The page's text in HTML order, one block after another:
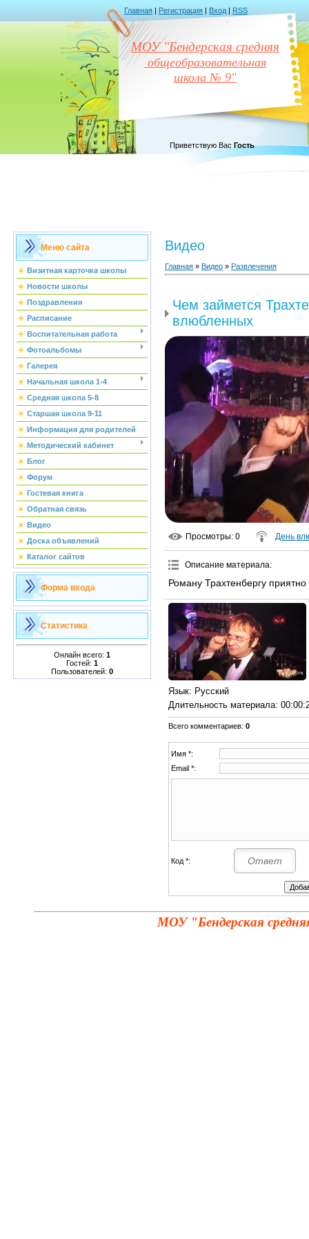
Главная | Регистрация | Вход | RSS
МОУ "Бендерская средняя
общеобразовательная
школа № 9"
Приветствую Вас Гость
Меню сайта
Визитная карточка школы
Новости школы
Поздравления
Расписание
Воспитательная работа
Фотоальбомы
Галерея
Начальная школа 1-4
Средняя школа 5-8
Старшая школа 9-11
Информация для родителей
Методический кабинет
Блог
Форум
Гостевая книга
Обратная связь
Видео
Доска объявлений
Каталог сайтов
Форма входа
Статистика
Онлайн всего: 1
Гостей: 1
Пользователей: 0
Видео
Главная » Видео » Развлечения
Чем займется
влюбленных
Просмотры: 0 День
Описание материала:
Роману Трахтенбергу
Язык: Русский
Длительность материала:
Всего комментариев: 0
Имя *:
Email *:
Код *:
МОУ "Бендерская